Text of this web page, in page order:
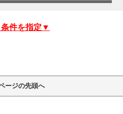
件を指定▼
ージの先頭へ